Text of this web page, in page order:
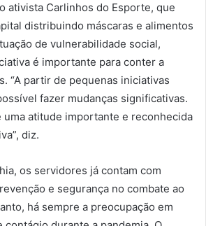
ativista Carlinhos do Esporte, que
distribuindo máscaras e alimentos
de vulnerabilidade social,
é importante para conter a
“A partir de pequenas iniciativas
fazer mudanças significativas.
uma atitude importante e reconhecida
diz.
os servidores já contam com
e segurança no combate ao
há sempre a preocupação em